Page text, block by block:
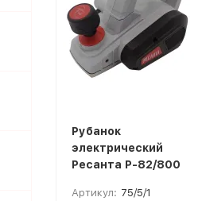
Рубанок
электрический
Ресанта Р-82/800
Артикул: 75/5/1